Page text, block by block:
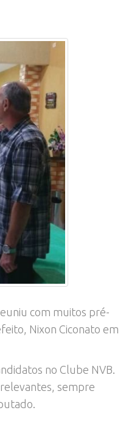
com muitos pré-
Nixon Ciconato em
no Clube NVB.
sempre